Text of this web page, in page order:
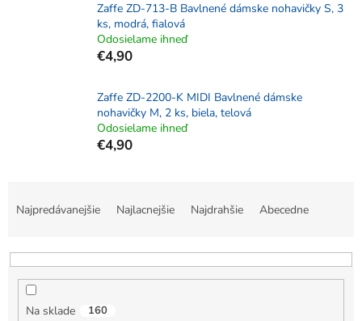
Zaffe ZD-713-B Bavlnené dámske nohavičky S, 3
ks, modrá, fialová
Odosielame ihneď
€4,90
Zaffe ZD-2200-K MIDI Bavlnené dámske
nohavičky M, 2 ks, biela, telová
Odosielame ihneď
€4,90
n
Najpredávanejšie Najlacnejšie Najdrahšie Abecedne
Na sklade 160